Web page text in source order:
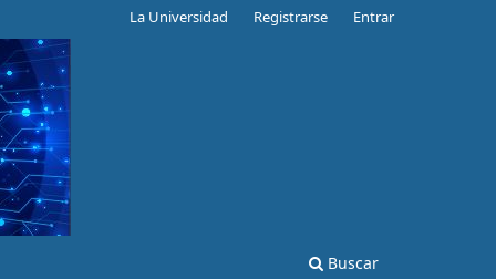
Buscar
La Universidad Registrarse Entrar